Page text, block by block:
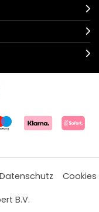
Datenschutz
Cookies
B.V.